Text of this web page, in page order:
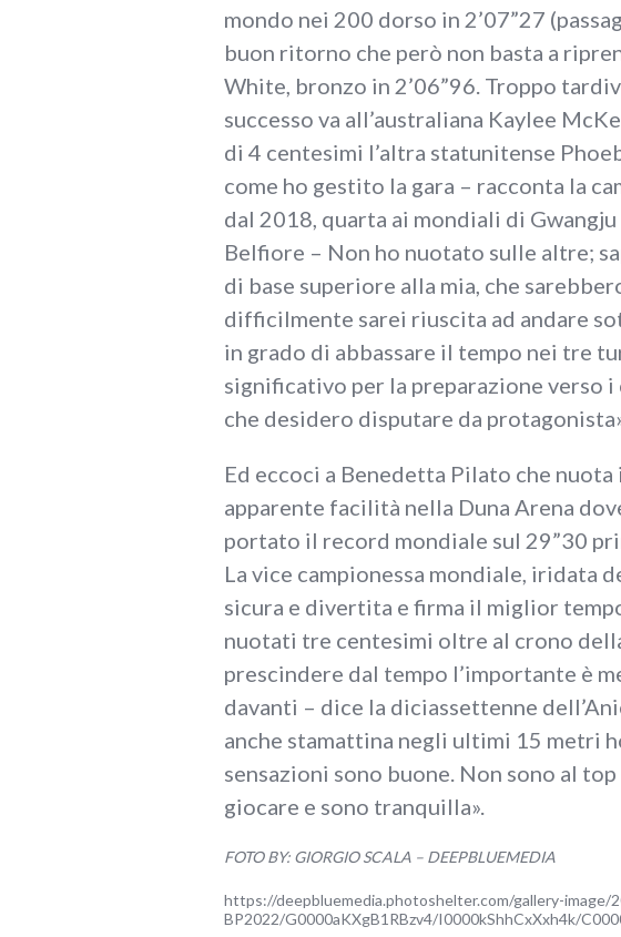
mondo nei 200 dorso in 2’07”27
buon ritorno che però non basta a
White, bronzo in 2’06”96. Troppo
successo va all’australiana Kaylee
di 4 centesimi l’altra statunitense
come ho gestito la gara – racconta la
dal 2018, quarta ai mondiali di
Belfiore – Non ho nuotato sulle altre;
di base superiore alla mia, che
difficilmente sarei riuscita ad andare
in grado di abbassare il tempo nei tre
significativo per la preparazione verso
che desidero disputare da
Ed eccoci a Benedetta Pilato che nuota
apparente facilità nella Duna Arena
portato il record mondiale sul 29”30
La vice campionessa mondiale, iridata
sicura e divertita e firma il miglior
nuotati tre centesimi oltre al crono
prescindere dal tempo l’importante è
davanti – dice la diciassettenne
anche stamattina negli ultimi 15 metri
sensazioni sono buone. Non sono al
giocare e sono tranquilla».
FOTO BY: GIORGIO SCALA – DEEPBLUEMEDIA
https://deepbluemedia.photoshelter.com/gallery-image/
BP2022/G0000aKXgB1RBzv4/I0000kShhCxXxh4k/